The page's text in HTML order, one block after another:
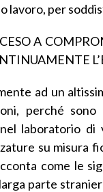
lavoro, per
A
ad un
perché
laboratorio di
su misura
come le
parte